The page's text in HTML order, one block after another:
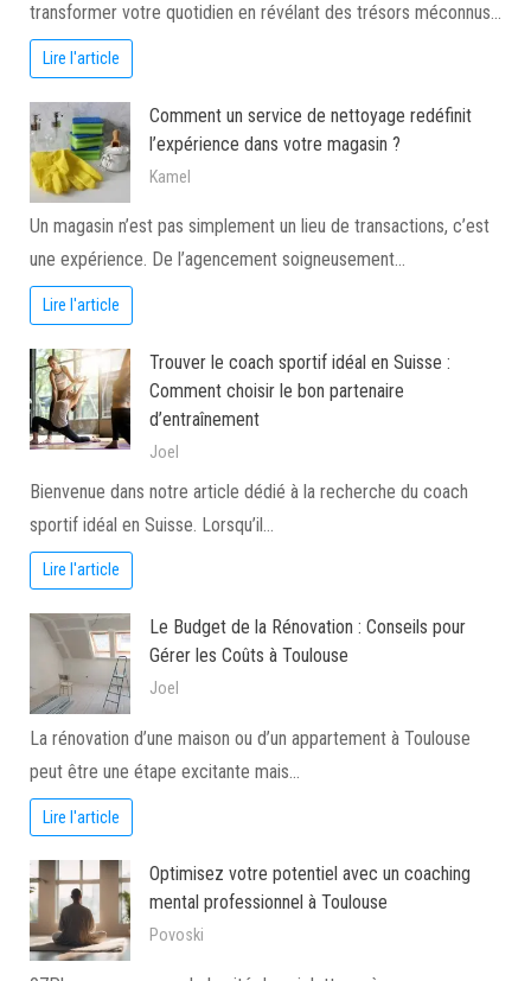
transformer votre quotidien en révélant des trésors méconnus…
Lire l'article
Comment un service de nettoyage redéfinit
l’expérience dans votre magasin ?
Kamel
Un magasin n’est pas simplement un lieu de transactions, c’est
une expérience. De l’agencement soigneusement…
Lire l'article
Trouver le coach sportif idéal en Suisse :
Comment choisir le bon partenaire
d’entraînement
Joel
Bienvenue dans notre article dédié à la recherche du coach
sportif idéal en Suisse. Lorsqu’il…
Lire l'article
Le Budget de la Rénovation : Conseils pour
Gérer les Coûts à Toulouse
Joel
La rénovation d’une maison ou d’un appartement à Toulouse
peut être une étape excitante mais…
Lire l'article
Optimisez votre potentiel avec un coaching
mental professionnel à Toulouse
Povoski